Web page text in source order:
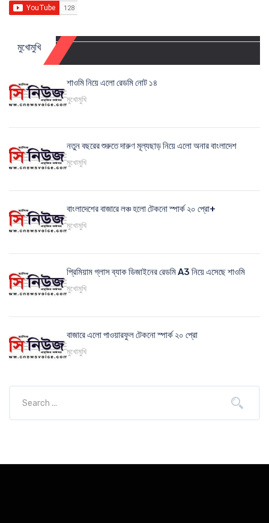
মুখোমুখি
শাওমি নিয়ে এলো রেডমি নোট ১৪
মুখোমুখি
নতুন বছরের শুরুতে দারুণ মূল্যছাড় নিয়ে এলো অনার বাংলাদেশ
মুখোমুখি
বাংলাদেশের বাজারে লঞ্চ হলো টেকনো স্পার্ক ২০ প্রো+
মুখোমুখি
প্রিমিয়াম গ্লাস ব্যাক ডিজাইনের রেডমি A3 নিয়ে এসেছে শাওমি
মুখোমুখি
বাজারে এলো পাওয়ারফুল টেকনো স্পার্ক ২০ প্রো
মুখোমুখি